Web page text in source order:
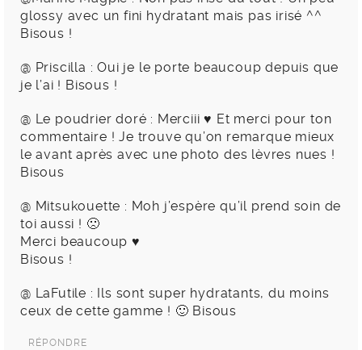
glossy avec un fini hydratant mais pas irisé ^^
Bisous !
@ Priscilla : Oui je le porte beaucoup depuis que
je l’ai ! Bisous !
@ Le poudrier doré : Merciii ♥ Et merci pour ton
commentaire ! Je trouve qu’on remarque mieux
le avant après avec une photo des lèvres nues !
Bisous
@ Mitsukouette : Moh j’espère qu’il prend soin de
toi aussi ! 🙁
Merci beaucoup ♥
Bisous !
@ LaFutile : Ils sont super hydratants, du moins
ceux de cette gamme ! 🙂 Bisous
RÉPONDRE